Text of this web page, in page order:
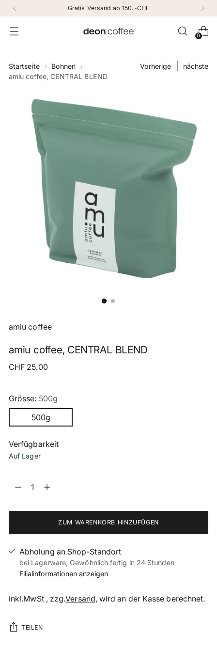
Gratis Versand ab 150.-CHF
0
Startseite
Bohnen
amiu coffee, CENTRAL BLEND
Vorherige nächste
amiu coffee
amiu coffee, CENTRAL BLEND
Regulärer
CHF 25.00
Grösse: 500g
500g
Verfügbarkeit
Auf Lager
Menge
ZUM WARENKORB HINZUFÜGEN
Abholung an Shop-Standort
bei Lagerware, Gewöhnlich fertig in 24 Stunden
Filialinformationen anzeigen
inkl.MwSt , zzg.Versand, wird an der Kasse berechnet.
TEILEN